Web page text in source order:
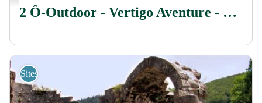
2 Ô-Outdoor - Vertigo Aventure - Canyoning
Sites de visites